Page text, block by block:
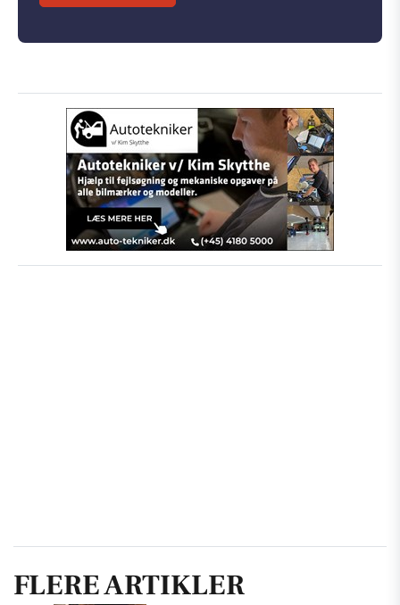
FLERE ARTIKLER